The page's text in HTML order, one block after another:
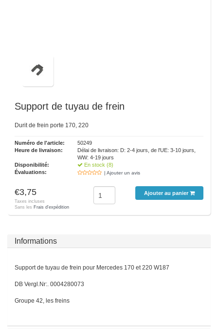
Support de tuyau de frein
Durit de frein porte 170, 220
Numéro de l'article:
50249
Heure de livraison:
Délai de livraison: D: 2-4 jours, de l'UE: 3-10 jours,
WW: 4-19 jours
Disponibilité:
En stock (8)
Évaluations:
| Ajouter un avis
€3,75
Taxes incluses
Sans les Frais d'expédition
Ajouter au panier
Informations
Support de tuyau de frein pour Mercedes 170 et 220 W187
DB Vergl.Nr:. 0004280073
Groupe 42, les freins